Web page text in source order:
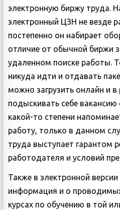
электронную биржу труда.
электронный ЦЗН не везде
постепенно он набирает
отличие от обычной биржи
удаленном поиске работы.
никуда идти и отдавать
можно загрузить онлайн и в
подыскивать себе
какой-то степени
работу, только в данном
труда выступает гарантом
работодателя и условий
Также в электронной
информация и о
курсах по обучению в той